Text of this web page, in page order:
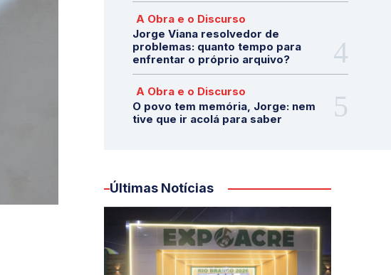
A Obra e o Discurso
Jorge Viana resolvedor de
problemas: quanto tempo para
enfrentar o próprio arquivo?
A Obra e o Discurso
O povo tem memória, Jorge: nem
tive que ir acolá para saber
Últimas Notícias